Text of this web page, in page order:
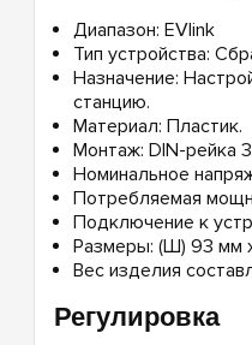
Диапазон: EVlink
Тип устройства:
Назначение:
станцию.
Материал: Пластик.
Монтаж: DIN-рейка
Номинальное
Потребляемая
Подключение к
Размеры: (Ш) 93 мм
Вес изделия
Регулировка